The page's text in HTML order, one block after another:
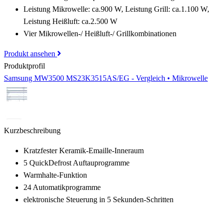
Leistung Mikrowelle: ca.900 W, Leistung Grill: ca.1.100 W,
Leistung Heißluft: ca.2.500 W
Vier Mikrowellen-/ Heißluft-/ Grillkombinationen
Produkt ansehen
Produktprofil
Samsung MW3500 MS23K3515AS/EG - Vergleich • Mikrowelle
Kurzbeschreibung
Kratzfester Keramik-Emaille-Inneraum
5 QuickDefrost Auftauprogramme
Warmhalte-Funktion
24 Automatikprogramme
elektronische Steuerung in 5 Sekunden-Schritten